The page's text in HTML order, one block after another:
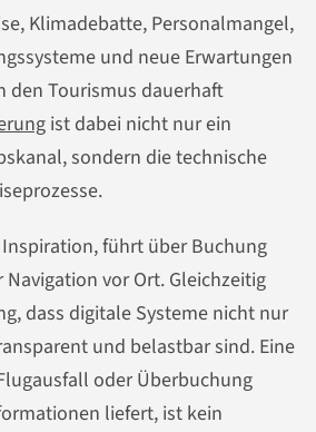
Klimadebatte, Personalmangel,
und neue Erwartungen
den Tourismus dauerhaft
ist dabei nicht nur ein
sondern die technische
führt über Buchung
vor Ort. Gleichzeitig
dass digitale Systeme nicht nur
und belastbar sind. Eine
oder Überbuchung
liefert, ist kein